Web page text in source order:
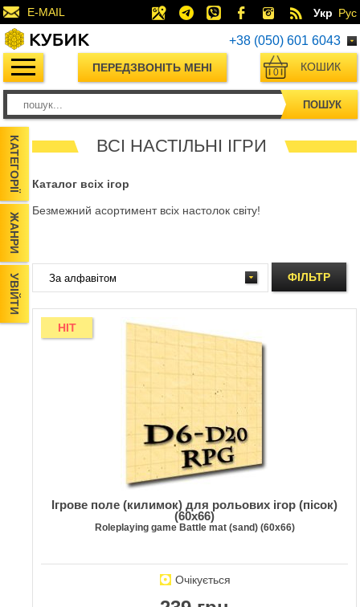
E-MAIL Укр Рус
+38 (050) 601 6043
ПЕРЕДЗВОНІТЬ МЕНІ КОШИК
0
ПОШУК
КАТЕГОРІЇ
ЖАНРИ
УВІЙТИ
ВСІ НАСТІЛЬНІ ІГРИ
Каталог всіх ігор
Безмежний асортимент всіх настолок світу!
ФІЛЬТР
HIT
Ігрове поле (килимок) для рольових ігор (пісок)
(60х66)
Roleplaying game Battle mat (sand) (60х66)
Очікується